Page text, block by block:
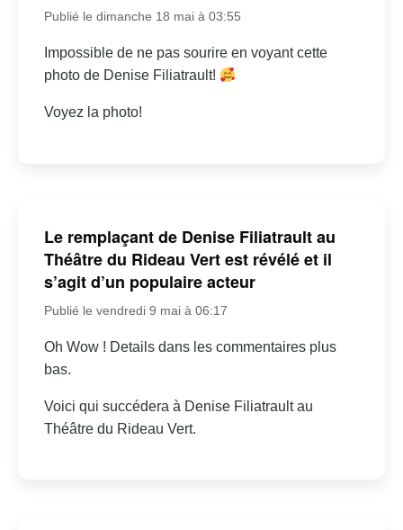
Publié le dimanche 18 mai à 03:55
Impossible de ne pas sourire en voyant cette
photo de Denise Filiatrault!
Voyez la photo!
Le remplaçant de Denise Filiatrault au
Théâtre du Rideau Vert est révélé et il
s’agit d’un populaire acteur
Publié le vendredi 9 mai à 06:17
Oh Wow ! Details dans les commentaires plus
bas.
Voici qui succédera à Denise Filiatrault au
Théâtre du Rideau Vert.